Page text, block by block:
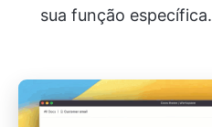
sua função específica.